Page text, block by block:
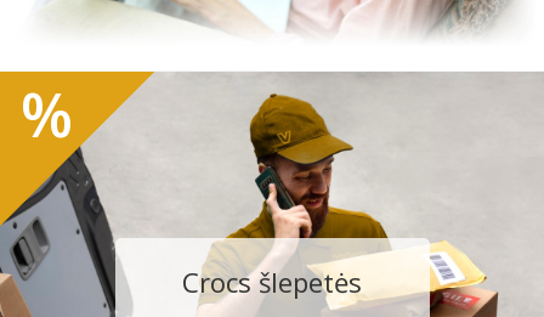
Crocs šlepetės
%